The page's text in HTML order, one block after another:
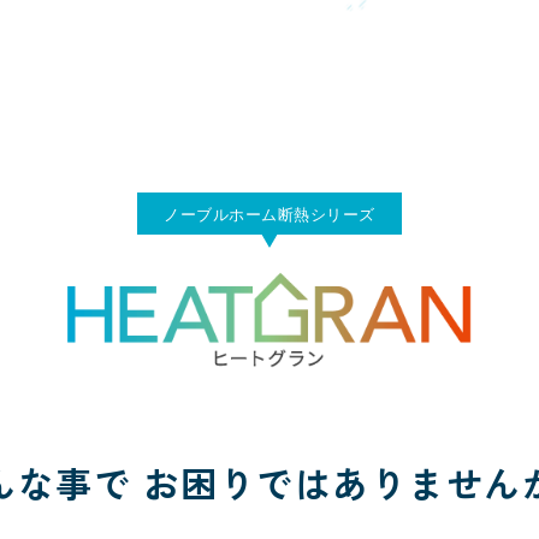
ノーブルホーム断熱シリーズ
な事で お困りではありません